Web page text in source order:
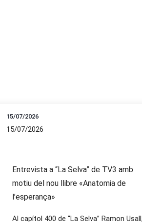
15/07/2026
15/07/2026
Entrevista a “La Selva” de TV3 amb
motiu del nou llibre «Anatomia de
l’esperança»
Al capítol 400 de “La Selva” Ramon Usall,